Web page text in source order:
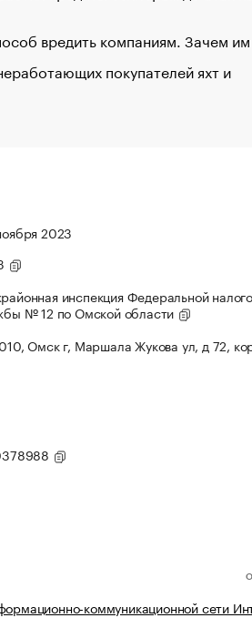
вредить компаниям. Зачем
покупателей яхт и
2023
инспекция Федеральной
№ 12 по Омской области
Омск г, Маршала Жукова ул, д 72,
коммуникационной сети